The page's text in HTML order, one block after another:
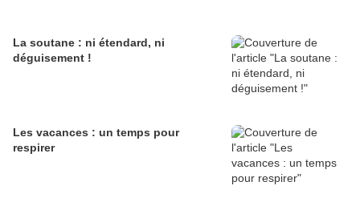
La soutane : ni étendard, ni
déguisement !
Les vacances : un temps pour
respirer